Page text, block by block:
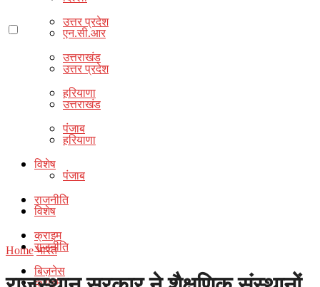
उत्तर प्रदेश
उत्तराखंड
हरियाणा
पंजाब
विशेष
राजनीति
क्राइम
बिज़नेस
एन.सी.आर
उत्तर प्रदेश
उत्तराखंड
हरियाणा
पंजाब
विशेष
राजनीति
क्राइम
Home भारत